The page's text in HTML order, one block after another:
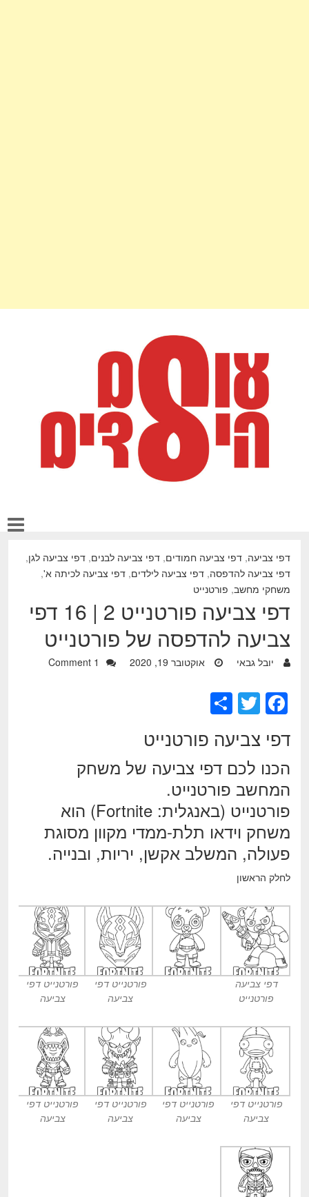
דפי צביעה, דפי צביעה חמודים, דפי צביעה לבנים, דפי צביעה לגן,
דפי צביעה להדפסה, דפי צביעה לילדים, דפי צביעה לכיתה א',
משחקי מחשב, פורטנייט
דפי צביעה פורטנייט 2 | 16 דפי
צביעה להדפסה של פורטנייט
יובל גבאי אוקטובר 19, 2020 1 Comment
F
c
e
b
o
o
k
T
tt
er
ar
e
דפי צביעה פורטנייט
הכנו לכם דפי צביעה של משחק
המחשב פורטנייט.
פורטנייט (באנגלית: Fortnite) הוא
משחק וידאו תלת-ממדי מקוון מסוגת
פעולה, המשלב אקשן, יריות, ובנייה.
לחלק הראשון
דפי צביעה
פורטנייט
פורטנייט דפי
צביעה
פורטנייט דפי
צביעה
פורטנייט דפי
צביעה
פורטנייט דפי
צביעה
פורטנייט דפי
צביעה
פורטנייט דפי
צביעה